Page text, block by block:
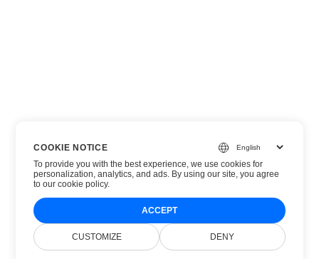
COOKIE NOTICE
To provide you with the best experience, we use cookies for
personalization, analytics, and ads. By using our site, you agree
toour cookie policy.
ACCEPT
CUSTOMIZE DENY